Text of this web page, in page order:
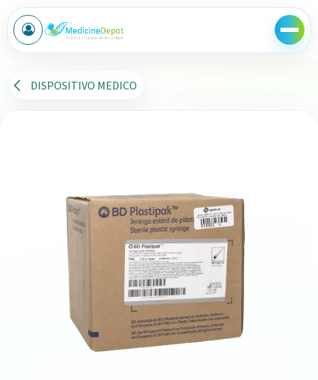
Ir al contenido
DISPOSITIVO MEDICO